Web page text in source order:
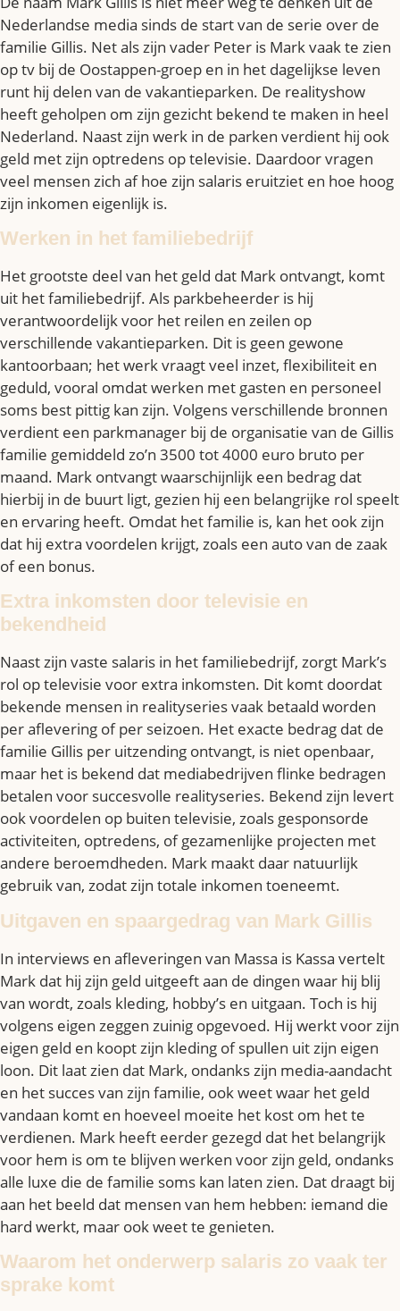
Nederlandse media sinds de start van de serie over de
familie Gillis. Net als zijn vader Peter is Mark vaak te zien
op tv bij de Oostappen-groep en in het dagelijkse leven
runt hij delen van de vakantieparken. De realityshow
heeft geholpen om zijn gezicht bekend te maken in heel
Nederland. Naast zijn werk in de parken verdient hij ook
geld met zijn optredens op televisie. Daardoor vragen
veel mensen zich af hoe zijn salaris eruitziet en hoe hoog
zijn inkomen eigenlijk is.
Werken in het familiebedrijf
Het grootste deel van het geld dat Mark ontvangt, komt
uit het familiebedrijf. Als parkbeheerder is hij
verantwoordelijk voor het reilen en zeilen op
verschillende vakantieparken. Dit is geen gewone
kantoorbaan; het werk vraagt veel inzet, flexibiliteit en
geduld, vooral omdat werken met gasten en personeel
soms best pittig kan zijn. Volgens verschillende bronnen
verdient een parkmanager bij de organisatie van de Gillis
familie gemiddeld zo’n 3500 tot 4000 euro bruto per
maand. Mark ontvangt waarschijnlijk een bedrag dat
hierbij in de buurt ligt, gezien hij een belangrijke rol speelt
en ervaring heeft. Omdat het familie is, kan het ook zijn
dat hij extra voordelen krijgt, zoals een auto van de zaak
of een bonus.
Extra inkomsten door televisie en
bekendheid
Naast zijn vaste salaris in het familiebedrijf, zorgt Mark’s
rol op televisie voor extra inkomsten. Dit komt doordat
bekende mensen in realityseries vaak betaald worden
per aflevering of per seizoen. Het exacte bedrag dat de
familie Gillis per uitzending ontvangt, is niet openbaar,
maar het is bekend dat mediabedrijven flinke bedragen
betalen voor succesvolle realityseries. Bekend zijn levert
ook voordelen op buiten televisie, zoals gesponsorde
activiteiten, optredens, of gezamenlijke projecten met
andere beroemdheden. Mark maakt daar natuurlijk
gebruik van, zodat zijn totale inkomen toeneemt.
Uitgaven en spaargedrag van Mark Gillis
In interviews en afleveringen van Massa is Kassa vertelt
Mark dat hij zijn geld uitgeeft aan de dingen waar hij blij
van wordt, zoals kleding, hobby’s en uitgaan. Toch is hij
volgens eigen zeggen zuinig opgevoed. Hij werkt voor zijn
eigen geld en koopt zijn kleding of spullen uit zijn eigen
loon. Dit laat zien dat Mark, ondanks zijn media-aandacht
en het succes van zijn familie, ook weet waar het geld
vandaan komt en hoeveel moeite het kost om het te
verdienen. Mark heeft eerder gezegd dat het belangrijk
voor hem is om te blijven werken voor zijn geld, ondanks
alle luxe die de familie soms kan laten zien. Dat draagt bij
aan het beeld dat mensen van hem hebben: iemand die
hard werkt, maar ook weet te genieten.
Waarom het onderwerp salaris zo vaak ter
sprake komt